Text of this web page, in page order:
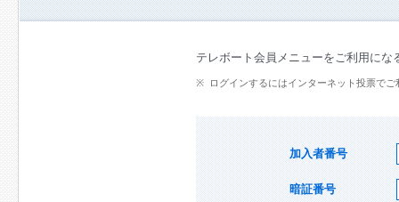
テレボート会員メニューをご利用にな
ログインするにはインターネット投票で
加入者番号
暗証番号